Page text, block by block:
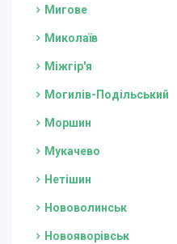
Мигове
Миколаїв
Міжгір'я
Могилів-Подільський
Моршин
Мукачево
Нетішин
Нововолинськ
Новояворівськ